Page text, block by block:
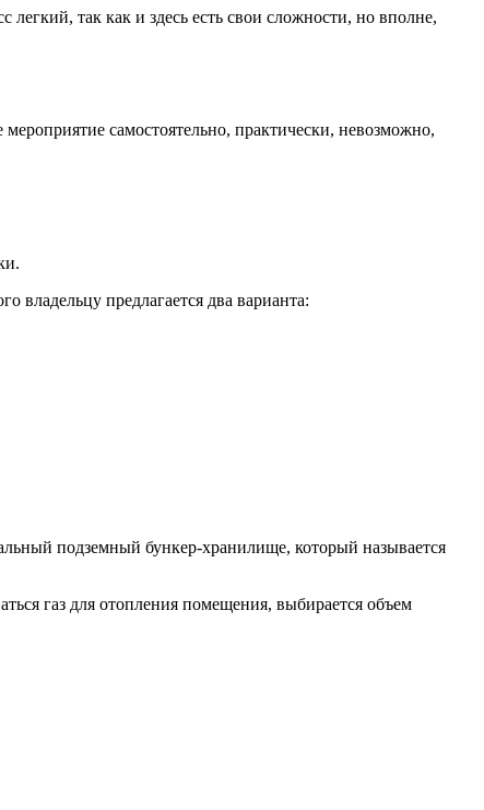
легкий, так как и здесь есть свои сложности, но вполне,
самостоятельно, практически, невозможно,
владельцу предлагается два варианта:
подземный бункер-хранилище, который называется
газ для отопления помещения, выбирается объем